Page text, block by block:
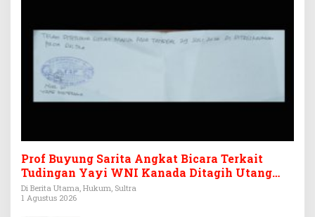
Prof Buyung Sarita Angkat Bicara Terkait
Tudingan Yayi WNI Kanada Ditagih Utang
Rp3,6 Miliar
Di Berita Utama, Hukum, Sultra
1 Agustus 2026